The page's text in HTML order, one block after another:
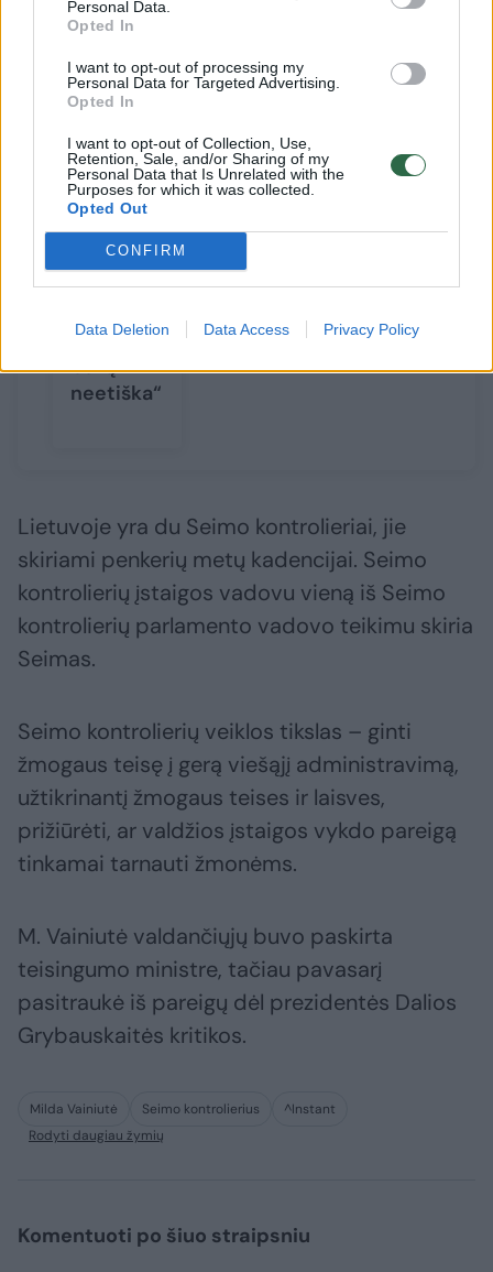
Personal Data.
Opted In
I want to opt-out of processing my
Personal Data for Targeted Advertising.
Opted In
I want to opt-out of Collection, Use,
Retention, Sale, and/or Sharing of my
Personal Data that Is Unrelated with the
Purposes for which it was collected.
Opted Out
CONFIRM
Data Deletion Data Access Privacy Policy
Susiję straipsniai
Į Seimo
kontrolierius
siūloma
M.
„Girtis
būtų
neetiška“
Lietuvoje yra du Seimo kontrolieriai, jie
skiriami penkerių metų kadencijai. Seimo
kontrolierių įstaigos vadovu vieną iš Seimo
kontrolierių parlamento vadovo teikimu skiria
Seimas.
Seimo kontrolierių veiklos tikslas – ginti
žmogaus teisę į gerą viešąjį administravimą,
užtikrinantį žmogaus teises ir laisves,
prižiūrėti, ar valdžios įstaigos vykdo pareigą
tinkamai tarnauti žmonėms.
M. Vainiutė valdančiųjų buvo paskirta
teisingumo ministre, tačiau pavasarį
pasitraukė iš pareigų dėl prezidentės Dalios
Grybauskaitės kritikos.
Milda Vainiutė Seimo kontrolierius
^Instant
Rodyti daugiau žymių
Komentuoti po šiuo straipsniu